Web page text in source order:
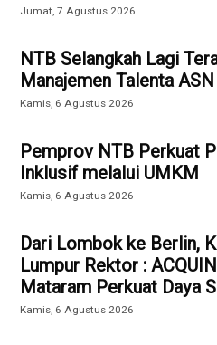
Jumat, 7 Agustus 2026
NTB Selangkah Lagi
Manajemen Talenta ASN
Kamis, 6 Agustus 2026
Pemprov NTB Perkuat
Inklusif melalui UMKM
Kamis, 6 Agustus 2026
Dari Lombok ke Berlin,
Lumpur Rektor :
Mataram Perkuat Daya
Kamis, 6 Agustus 2026